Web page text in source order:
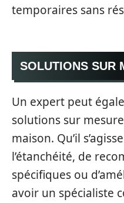
temporaires sans
SOLUTIONS SUR
Un expert peut
solutions sur
maison. Qu’il
l’étanchéité, de
spécifiques ou
avoir un spécialiste